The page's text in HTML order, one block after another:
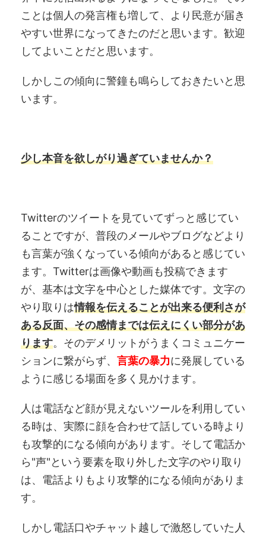
ことは個人の発言権も増して、より民意が届き
やすい世界になってきたのだと思います。歓迎
してよいことだと思います。
しかしこの傾向に警鐘も鳴らしておきたいと思
います。
少し本音を欲しがり過ぎていませんか？
Twitterのツイートを見ていてずっと感じてい
ることですが、普段のメールやブログなどより
も言葉が強くなっている傾向があると感じてい
ます。Twitterは画像や動画も投稿できます
が、基本は文字を中心とした媒体です。文字の
やり取りは情報を伝えることが出来る便利さが
ある反面、その感情までは伝えにくい部分があ
ります。そのデメリットがうまくコミュニケー
ションに繋がらず、 言葉の暴力に発展している
ように感じる場面を多く見かけます。
人は電話など顔が見えないツールを利用してい
る時は、実際に顔を合わせて話している時より
も攻撃的になる傾向があります。そして電話か
ら"声"という要素を取り外した文字のやり取り
は、電話よりもより攻撃的になる傾向がありま
す。
しかし電話口やチャット越しで激怒していた人